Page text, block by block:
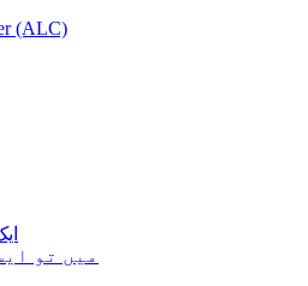
(ALC)
میں تو